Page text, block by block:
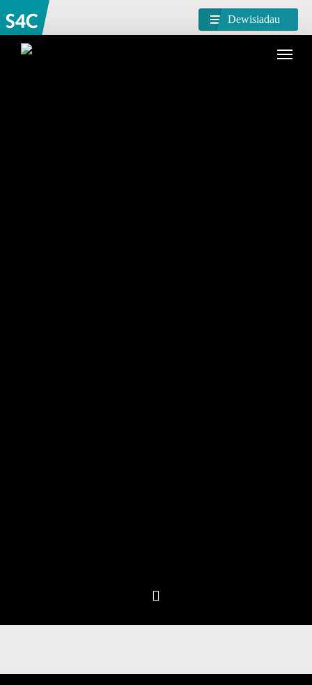
Dewisiadau